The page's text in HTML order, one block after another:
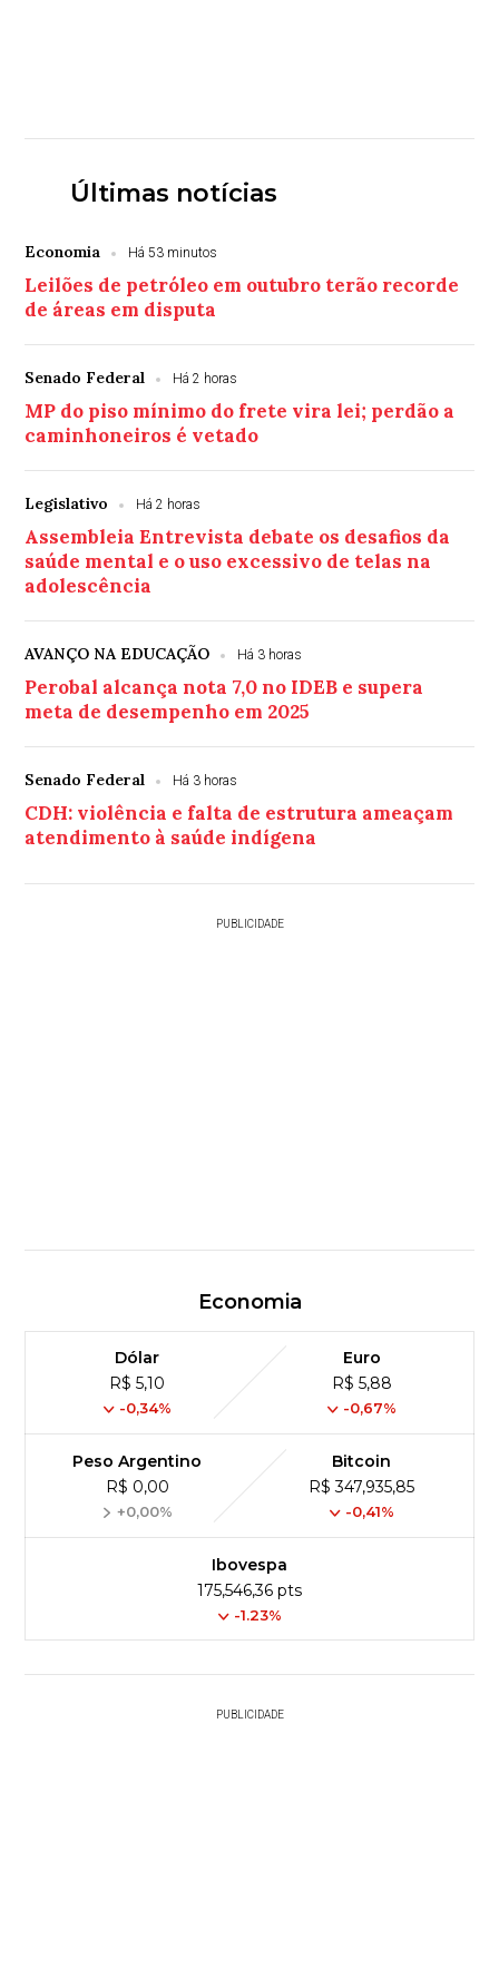
Últimas notícias
Economia Há 53 minutos
Leilões de petróleo em outubro terão recorde
de áreas em disputa
Senado Federal Há 2 horas
MP do piso mínimo do frete vira lei; perdão a
caminhoneiros é vetado
Legislativo Há 2 horas
Assembleia Entrevista debate os desafios da
saúde mental e o uso excessivo de telas na
adolescência
AVANÇO NA EDUCAÇÃO Há 3 horas
Perobal alcança nota 7,0 no IDEB e supera
meta de desempenho em 2025
Senado Federal Há 3 horas
CDH: violência e falta de estrutura ameaçam
atendimento à saúde indígena
PUBLICIDADE
Economia
Dólar
R$ 5,10
-0,34%
Euro
R$ 5,88
-0,67%
Peso Argentino
R$ 0,00
+0,00%
Bitcoin
R$ 347,935,85
-0,41%
Ibovespa
175,546,36 pts
-1.23%
PUBLICIDADE